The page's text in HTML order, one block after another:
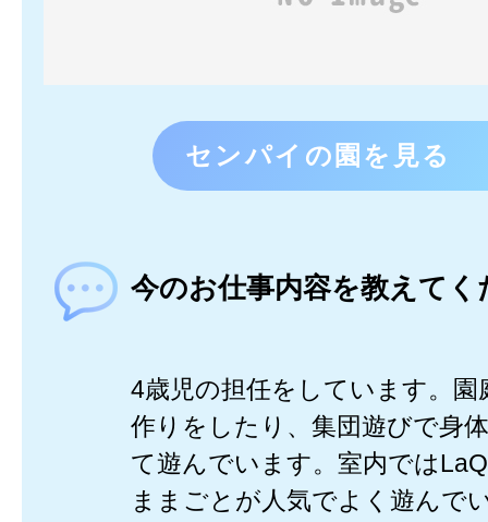
センパイの園を見る
今のお仕事内容を教えてく
4歳児の担任をしています。園
作りをしたり、集団遊びで身
て遊んでいます。室内では
ままごとが人気でよく遊んで